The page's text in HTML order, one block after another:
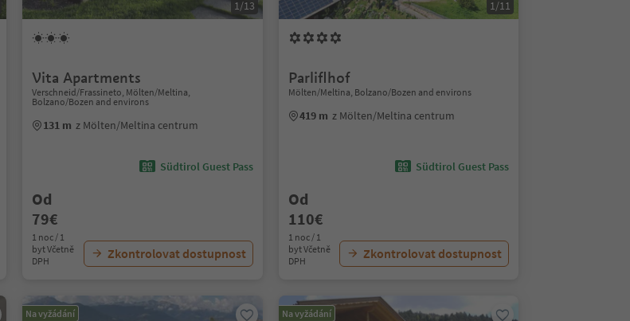
1/13
Vita Apartments
Verschneid/Frassineto, Mölten/Meltina,
Bolzano/Bozen and environs
131 m z Mölten/Meltina centrum
Südtirol Guest Pass
Od
79€
1 noc / 1
byt Včetně
DPH
Zkontrolovat dostupnost
1/11
Parliflhof
Mölten/Meltina, Bolzano/Bozen and environs
419 m z Mölten/Meltina centrum
Südtirol Guest Pass
Od
110€
1 noc / 1
byt Včetně
DPH
Zkontrolovat dostupnost
Na vyžádání Na vyžádání